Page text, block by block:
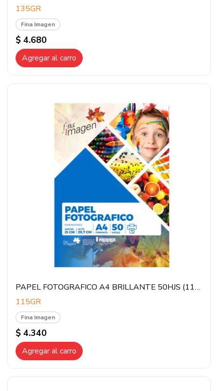
135GR
Fina Imagen
$ 4.680
Agregar al carro
PAPEL FOTOGRAFICO A4 BRILLANTE 50HJS (115GR)
115GR
Fina Imagen
$ 4.340
Agregar al carro